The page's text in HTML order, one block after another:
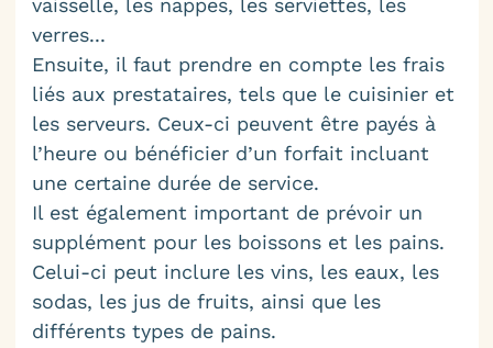
vaisselle, les nappes, les serviettes, les
verres...
Ensuite, il faut prendre en compte les frais
liés aux prestataires, tels que le cuisinier et
les serveurs. Ceux-ci peuvent être payés à
l’heure ou bénéficier d’un forfait incluant
une certaine durée de service.
Il est également important de prévoir un
supplément pour les boissons et les pains.
Celui-ci peut inclure les vins, les eaux, les
sodas, les jus de fruits, ainsi que les
différents types de pains.